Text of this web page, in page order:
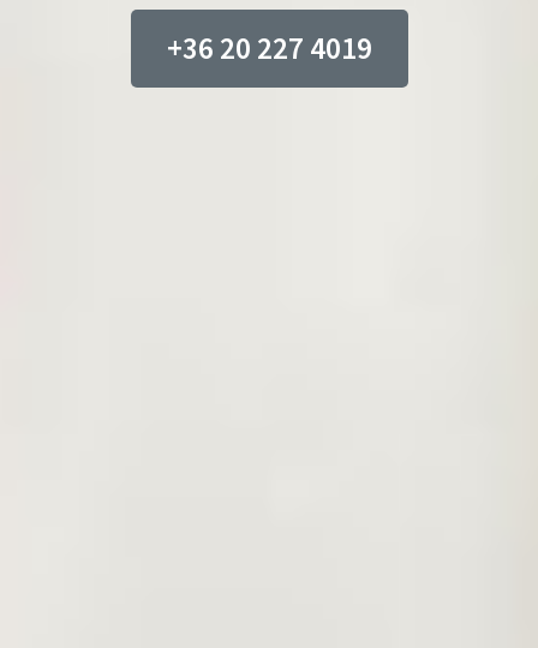
+36 20 227 4019